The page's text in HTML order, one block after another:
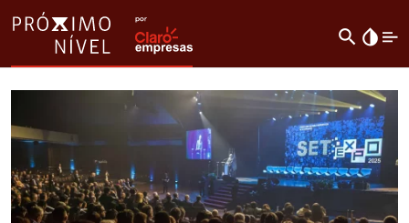
search invert_colors